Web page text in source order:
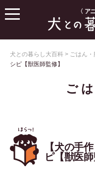
〈 ア
犬との暮らし大百科 > ごはん・
シピ【獣医師監修】
ご
【犬の手
ピ【獣医師